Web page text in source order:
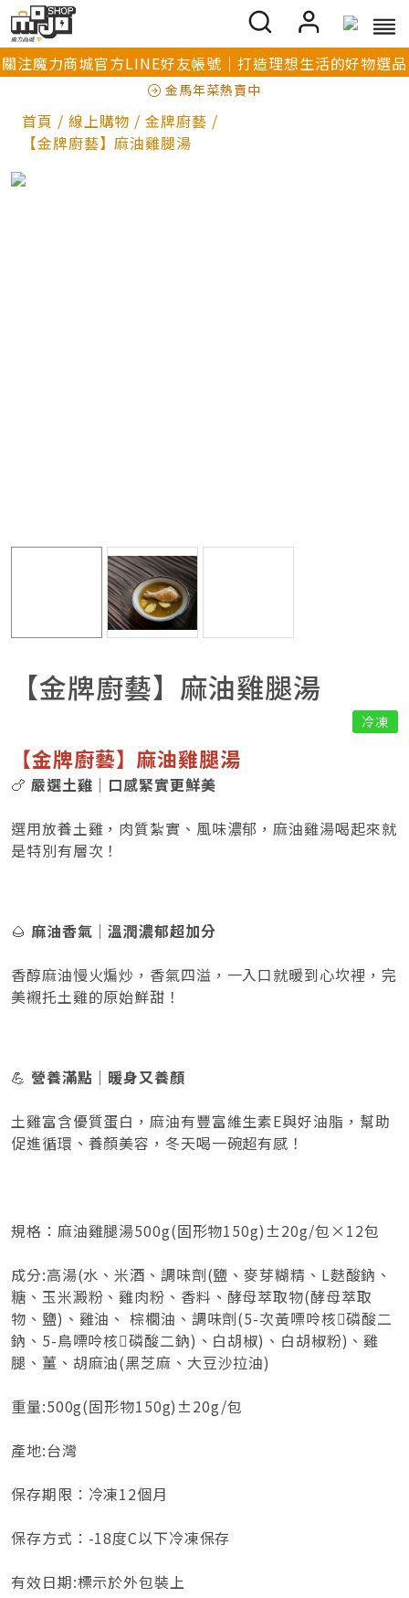
關注魔力商城官方LINE好友帳號｜打造理想生活的好物選品
金馬年菜熱賣中
首頁 / 線上購物 / 金牌廚藝 /
【金牌廚藝】麻油雞腿湯
【金牌廚藝】麻油雞腿湯
冷凍
【金牌廚藝】麻油雞腿湯
🍗 嚴選土雞｜口感緊實更鮮美
選用放養土雞，肉質紮實、風味濃郁，麻油雞湯喝起來就
是特別有層次！
🌰 麻油香氣｜溫潤濃郁超加分
香醇麻油慢火煸炒，香氣四溢，一入口就暖到心坎裡，完
美襯托土雞的原始鮮甜！
💪 營養滿點｜暖身又養顏
土雞富含優質蛋白，麻油有豐富維生素E與好油脂，幫助
促進循環、養顏美容，冬天喝一碗超有感！
規格：麻油雞腿湯500g(固形物150g)±20g/包×12包
成分:高湯(水、米酒、調味劑(鹽、麥芽糊精、L麩酸鈉、
糖、玉米澱粉、雞肉粉、香料、酵母萃取物(酵母萃取
物、鹽)、雞油、 棕櫚油、調味劑(5-次黃嘌呤核磷酸二
鈉、5-鳥嘌呤核磷酸二鈉)、白胡椒)、白胡椒粉)、雞
腿、薑、胡麻油(黑芝麻、大豆沙拉油)
重量:500g(固形物150g)±20g/包
產地:台灣
保存期限：冷凍12個月
保存方式：-18度C以下冷凍保存
有效日期:標示於外包裝上